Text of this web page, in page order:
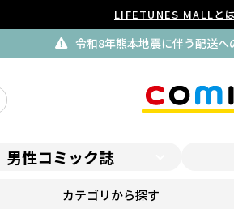
LIFETUNES MALLと
令和8年熊本地震に伴う配送へ
男性コミック誌
カテゴリから探す
俺、つしま ONLINE